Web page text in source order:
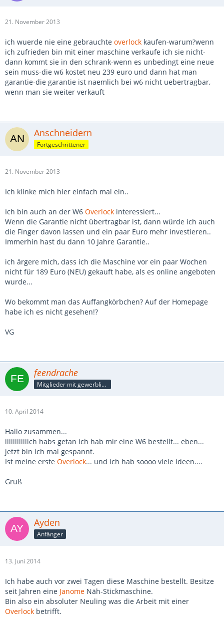
21. November 2013
ich wuerde nie eine gebrauchte overlock kaufen-warum?wenn
ich zufrieden bin mit einer maschine verkaufe ich sie nicht-
dann kommt sie in den schrank-wenn es unbedingt eine neue
sein muss-die w6 kostet neu 239 euro und dann hat man
garantie-die garantie ist naemlich bei w6 nicht uebertragbar,
wenn man sie weiter verkauft
Anschneidern
Fortgeschrittener
21. November 2013
Ich klinke mich hier einfach mal ein..
Ich bin auch an der W6 Overlock interessiert...
Wenn die Garantie nicht übertragbar ist, dann würde ich auch
die Finger davon lassen und ein paar Euro mehr investieren..
Immerhin hast du dann 10 Jahre Garantie..
ich ärgere mich, dass ich die Maschine vor ein paar Wochen
nicht für 189 Euro (NEU) gekauft habe, als es online angeboten
wurde...
Wo bekommt man das Auffangkörbchen? Auf der Homepage
habe ich es nicht gesehen!?
VG
feendrache
Mitglieder mit gewerblicher Verbindung, auch als Mitarbeiter/in
10. April 2014
Hallo zusammen...
iiiiiiiiiiiich habs getan ich hab mir eine W6 bestellt... eben...
jetzt bin ich mal gespannt.
Ist meine erste Overlock... und ich hab soooo viele ideen....
Gruß
Ayden
Anfänger
13. Juni 2014
Ich habe auch vor zwei Tagen diese Maschine bestellt. Besitze
seit Jahren eine Janome Näh-Stickmaschine.
Bin also ein absoluter Neuling was die Arbeit mit einer
Overlock betrifft.